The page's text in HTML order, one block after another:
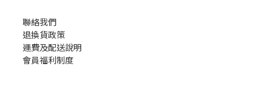
聯絡我們
退換貨政策
運費及配送說明
會員福利制度